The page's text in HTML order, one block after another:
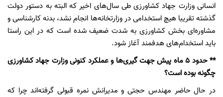
انسانی وزارت جهاد کشاورزی طی سال‌های اخیر که البته به دستور دولت
گذشته تقریبا هیچ استخدامی در وزارتخانه‌ها انجام نشد، بدنه کارشناسی و
مشاوره‌ای بخش کشاورزی به شدت ضعیف شده است که در این راستا
باید استخدام‌های هدفمند آغاز شود.
** حدود 5 ماه پیش جهت گیری‌ها و عملکرد کنونی وزارت جهاد کشاورزی
چگونه بوده است؟
در حال حاضر مهندس حجتی و مدیرانش نمره قبولی گرفته‌اند چرا که